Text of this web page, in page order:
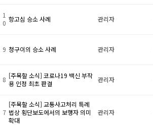
1
0 항고심 승소 사례 관리자
9 청구이의 승소 사례 관리자
8 [주목할 소식] 코로나19 백신 부작
용 인정 최초 판결
관리자
7
[주목할 소식] 교통사고처리 특례
법상 횡단보도에서의 보행자 의미
확대
관리자